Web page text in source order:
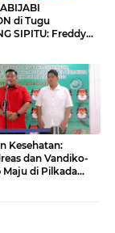
di Tugu
SIPITU: Freddy
Kesehatan:
dan Vandiko-
Maju di Pilkada